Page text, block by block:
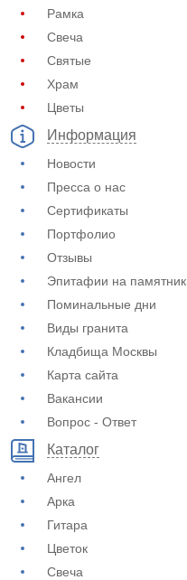
Рамка
Свеча
Святые
Храм
Цветы
Информация
Новости
Пресса о нас
Сертификаты
Портфолио
Отзывы
Эпитафии на памятник
Поминальные дни
Виды гранита
Кладбища Москвы
Карта сайта
Вакансии
Вопрос - Ответ
Каталог
Ангел
Арка
Гитара
Цветок
Свеча